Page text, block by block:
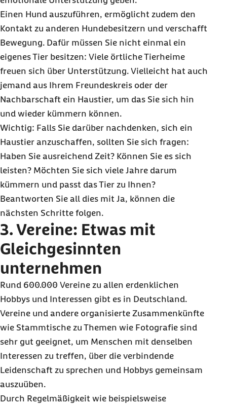
Einen Hund auszuführen, ermöglicht zudem den
Kontakt zu anderen Hundebesitzern und verschafft
Bewegung. Dafür müssen Sie nicht einmal ein
eigenes Tier besitzen: Viele örtliche Tierheime
freuen sich über Unterstützung. Vielleicht hat auch
jemand aus Ihrem Freundeskreis oder der
Nachbarschaft ein Haustier, um das Sie sich hin
und wieder kümmern können.
Wichtig: Falls Sie darüber nachdenken, sich ein
Haustier anzuschaffen, sollten Sie sich fragen:
Haben Sie ausreichend Zeit? Können Sie es sich
leisten? Möchten Sie sich viele Jahre darum
kümmern und passt das Tier zu Ihnen?
Beantworten Sie all dies mit Ja, können die
nächsten Schritte folgen.
3. Vereine: Etwas mit
Gleichgesinnten
unternehmen
Rund 600.000 Vereine zu allen erdenklichen
Hobbys und Interessen gibt es in Deutschland.
Vereine und andere organisierte Zusammenkünfte
wie Stammtische zu Themen wie Fotografie sind
sehr gut geeignet, um Menschen mit denselben
Interessen zu treffen, über die verbindende
Leidenschaft zu sprechen und Hobbys gemeinsam
auszuüben.
Durch Regelmäßigkeit wie beispielsweise